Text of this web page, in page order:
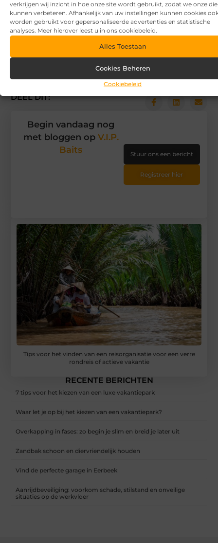
verkrijgen wij inzicht in hoe onze site wordt gebruikt, zodat we onze
kunnen verbeteren. Afhankelijk van uw instellingen kunnen cookies
worden gebruikt voor gepersonaliseerde advertenties en statistische
analyses. Meer hierover leest u in ons cookiebeleid.
Alles Toestaan
Cookies Beheren
Cookiebeleid
Goed artikel? Deel hem dan op:
Tags en Categorieën:
Recreatie,reiservaringen,rondreis,vakantie
DEEL DIT:
Tips voor het vinden van een reisorganisatie voor een verre
rondreis of actieve vakantie
RECENTE BERICHTEN
7 tips voor het kiezen van een luxe vakantiepark
Waar let je op bij het kiezen van een vakantiepark?
Overkapping in fases: zo begin je slim en breid je later uit
Zandbak schoon en diervriendelijk houden
Vind de perfecte garage in Eerbeek
Aanrijdbeveiliging: voorkom schade, stilstand en onveilige
situaties op de werkvloer
Begin vandaag nog
met bloggen op V.I.P.
Baits
Stuur ons een bericht
Registreer hier